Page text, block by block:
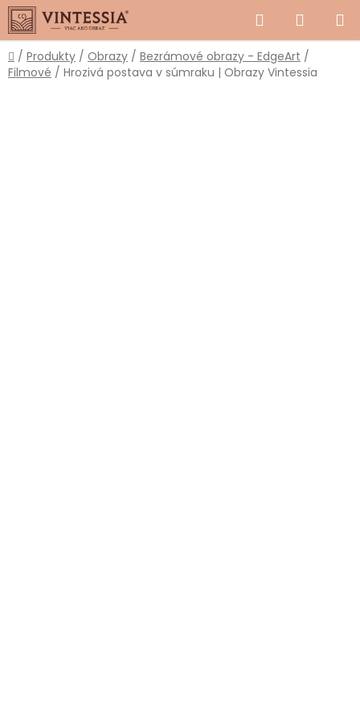
Prejsť
na
obsah
Hľadať
KOŠÍK
Domov
/ Produkty / Obrazy / Bezrámové obrazy - EdgeArt /
Filmové / Hrozivá postava v súmraku | Obrazy Vintessia